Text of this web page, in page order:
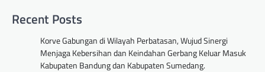
Recent Posts
Korve Gabungan di Wilayah Perbatasan, Wujud Sinergi
Menjaga Kebersihan dan Keindahan Gerbang Keluar Masuk
Kabupaten Bandung dan Kabupaten Sumedang.